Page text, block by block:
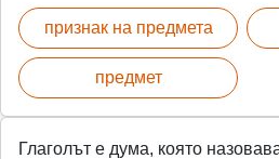
признак на предмета
предмет
Глаголът е дума, която